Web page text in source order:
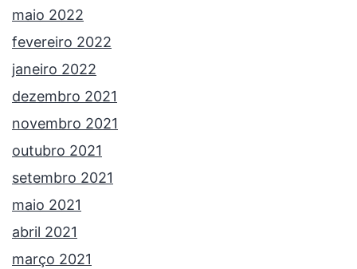
maio 2022
fevereiro 2022
janeiro 2022
dezembro 2021
novembro 2021
outubro 2021
setembro 2021
maio 2021
abril 2021
março 2021